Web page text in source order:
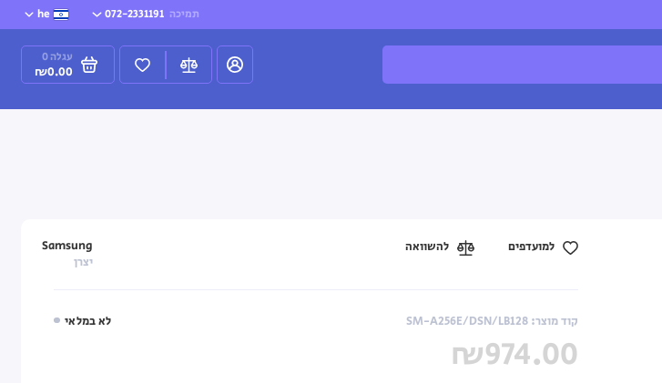
תמיכה 072-2331191
he
עגלה 0
₪0.00
לא במלאי קוד מוצר: SM-A256E/DSN/LB128
Samsung
יצרן
₪974.00
למועדפים להשוואה